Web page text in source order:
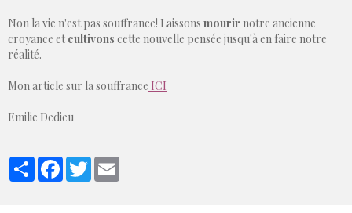
Non la vie n'est pas souffrance! Laissons mourir notre ancienne
croyance etcultivons cette nouvelle pensée jusqu'à en faire notre
réalité.
Mon article sur la souffrance ICI
Emilie Dedieu
PartagerFacebook
Twitter